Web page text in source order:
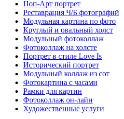
Поп-Арт портрет
Реставрация Ч/Б фотографий
Модульная картина по фото
Круглый и овальный холст
Модульный фотоколлаж
Фотоколлаж на холсте
Портрет в стиле Love Is
Исторический портрет
Модульный коллаж из сот
Фотокартина с часами
Рамки для картин
Фотоколлаж он-лайн
Художественные услуги